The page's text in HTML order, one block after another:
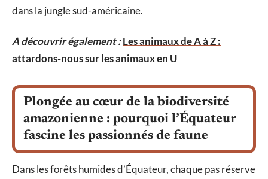
dans la jungle sud-américaine.
A découvrir également :Les animaux de A à Z :
attardons-nous sur les animaux en U
Plongée au cœur de la biodiversité
amazonienne : pourquoi l’Équateur
fascine les passionnés de faune
Dans les forêts humides d’Équateur, chaque pas réserve